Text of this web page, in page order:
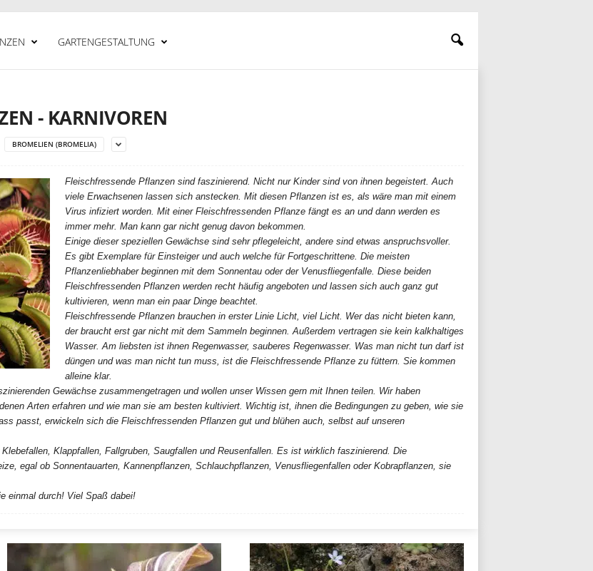
GARTENGESTALTUNG
- KARNIVOREN
BROMELIEN (BROMELIA)
Fleischfressende Pflanzen sind faszinierend. Nicht nur Kinder sind von ihnen begeistert. Auch
viele Erwachsenen lassen sich anstecken. Mit diesen Pflanzen ist es, als wäre man mit einem
Virus infiziert worden. Mit einer Fleischfressenden Pflanze fängt es an und dann werden es
immer mehr. Man kann gar nicht genug davon bekommen.
Einige dieser speziellen Gewächse sind sehr pflegeleicht, andere sind etwas anspruchsvoller.
Es gibt Exemplare für Einsteiger und auch welche für Fortgeschrittene. Die meisten
Pflanzenliebhaber beginnen mit dem Sonnentau oder der Venusfliegenfalle. Diese beiden
Fleischfressenden Pflanzen werden recht häufig angeboten und lassen sich auch ganz gut
kultivieren, wenn man ein paar Dinge beachtet.
Fleischfressende Pflanzen brauchen in erster Linie Licht, viel Licht. Wer das nicht bieten kann,
der braucht erst gar nicht mit dem Sammeln beginnen. Außerdem vertragen sie kein kalkhaltiges
Wasser. Am liebsten ist ihnen Regenwasser, sauberes Regenwasser. Was man nicht tun darf ist
düngen und was man nicht tun muss, ist die Fleischfressende Pflanze zu füttern. Sie kommen
alleine klar.
Gewächse zusammengetragen und wollen unser Wissen gern mit Ihnen teilen. Wir haben
Arten erfahren und wie man sie am besten kultiviert. Wichtig ist, ihnen die Bedingungen zu geben, wie sie
passt, erwickeln sich die Fleischfressenden Pflanzen gut und blühen auch, selbst auf unseren
Klappfallen, Fallgruben, Saugfallen und Reusenfallen. Es ist wirklich faszinierend. Die
egal ob Sonnentauarten, Kannenpflanzen, Schlauchpflanzen, Venusfliegenfallen oder Kobrapflanzen, sie
einmal durch! Viel Spaß dabei!